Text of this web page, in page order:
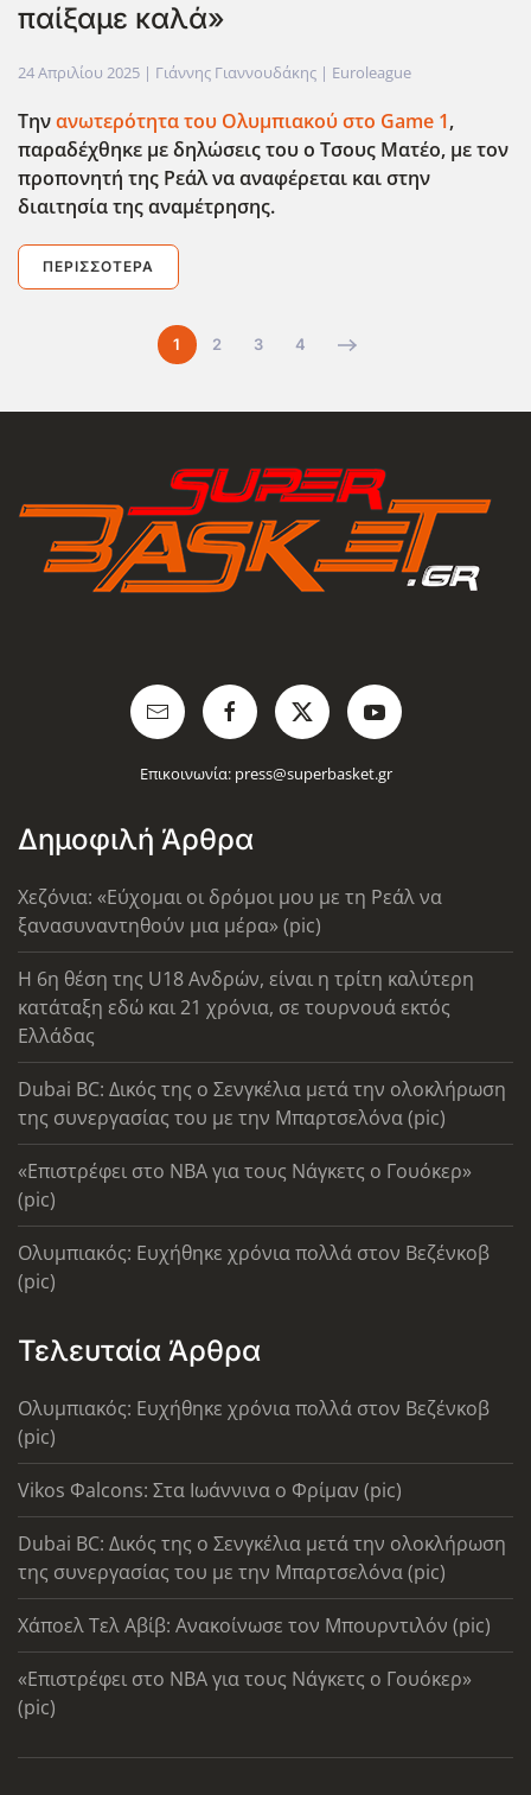
παίξαμε καλά»
24 Απριλίου 2025 | Γιάννης Γιαννουδάκης | Euroleague
Τηνανωτερότητα του Ολυμπιακού στο Game 1,
παραδέχθηκε με δηλώσεις του ο Τσους Ματέο, με τον
προπονητή της Ρεάλ να αναφέρεται και στην
διαιτησία της αναμέτρησης.
ΠΕΡΙΣΣΌΤΕΡΑ
1 2 3 4
Επικοινωνία: press@superbasket.gr
Δημοφιλή Άρθρα
Χεζόνια: «Εύχομαι οι δρόμοι μου με τη Ρεάλ να
ξανασυναντηθούν μια μέρα» (pic)
Η 6η θέση της U18 Ανδρών, είναι η τρίτη καλύτερη
κατάταξη εδώ και 21 χρόνια, σε τουρνουά εκτός
Ελλάδας
Dubai BC: Δικός της ο Σενγκέλια μετά την ολοκλήρωση
της συνεργασίας του με την Μπαρτσελόνα (pic)
«Επιστρέφει στο ΝΒΑ για τους Νάγκετς ο Γουόκερ»
(pic)
Ολυμπιακός: Ευχήθηκε χρόνια πολλά στον Βεζένκοβ
(pic)
Τελευταία Άρθρα
Ολυμπιακός: Ευχήθηκε χρόνια πολλά στον Βεζένκοβ
(pic)
Vikos Φalcons: Στα Ιωάννινα ο Φρίμαν (pic)
Dubai BC: Δικός της ο Σενγκέλια μετά την ολοκλήρωση
της συνεργασίας του με την Μπαρτσελόνα (pic)
Χάποελ Τελ Αβίβ: Ανακοίνωσε τον Μπουρντιλόν (pic)
«Επιστρέφει στο ΝΒΑ για τους Νάγκετς ο Γουόκερ»
(pic)